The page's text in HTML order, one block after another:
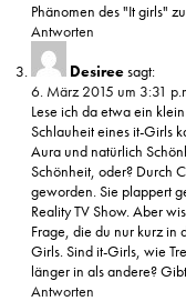
Phänomen des "It girls"
Antworten
Desireesagt:
6. März 2015 um 3:31
Lese ich da etwa ein
Schlauheit eines it-Girls
Aura und natürlich
Schönheit, oder? Durch
geworden. Sie plappert
Reality TV Show. Aber
Frage, die du nur kurz in
Girls. Sind it-Girls, wie
länger in als andere?
Antworten